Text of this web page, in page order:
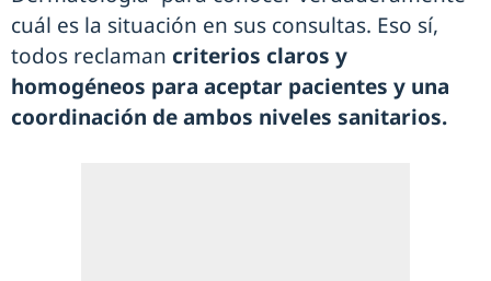
cuál es la situación en sus consultas. Eso sí,
todos reclaman criterios claros y
homogéneos para aceptar pacientes y una
coordinación de ambos niveles sanitarios.